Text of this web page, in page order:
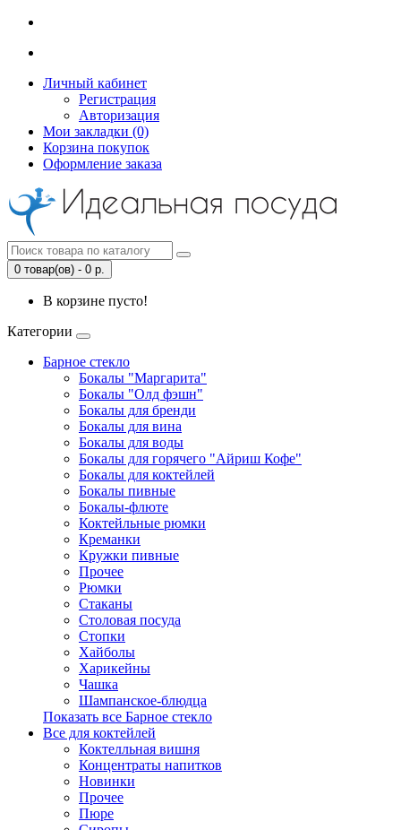
Личный кабинет
Регистрация
Авторизация
Мои закладки (0)
Корзина покупок
Оформление заказа
0 товар(ов) - 0 р.
В корзине пусто!
Категории
Барное стекло
Бокалы "Маргарита"
Бокалы "Олд фэшн"
Бокалы для бренди
Бокалы для вина
Бокалы для воды
Бокалы для горячего "Айриш Кофе"
Бокалы для коктейлей
Бокалы пивные
Бокалы-флюте
Коктейльные рюмки
Креманки
Кружки пивные
Прочее
Рюмки
Стаканы
Столовая посуда
Стопки
Хайболы
Харикейны
Чашка
Шампанское-блюдца
Показать все Барное стекло
Все для коктейлей
Коктелльная вишня
Концентраты напитков
Новинки
Прочее
Пюре